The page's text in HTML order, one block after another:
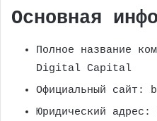
Основная
Полное название
Digital Capital
Официальный
Юридический